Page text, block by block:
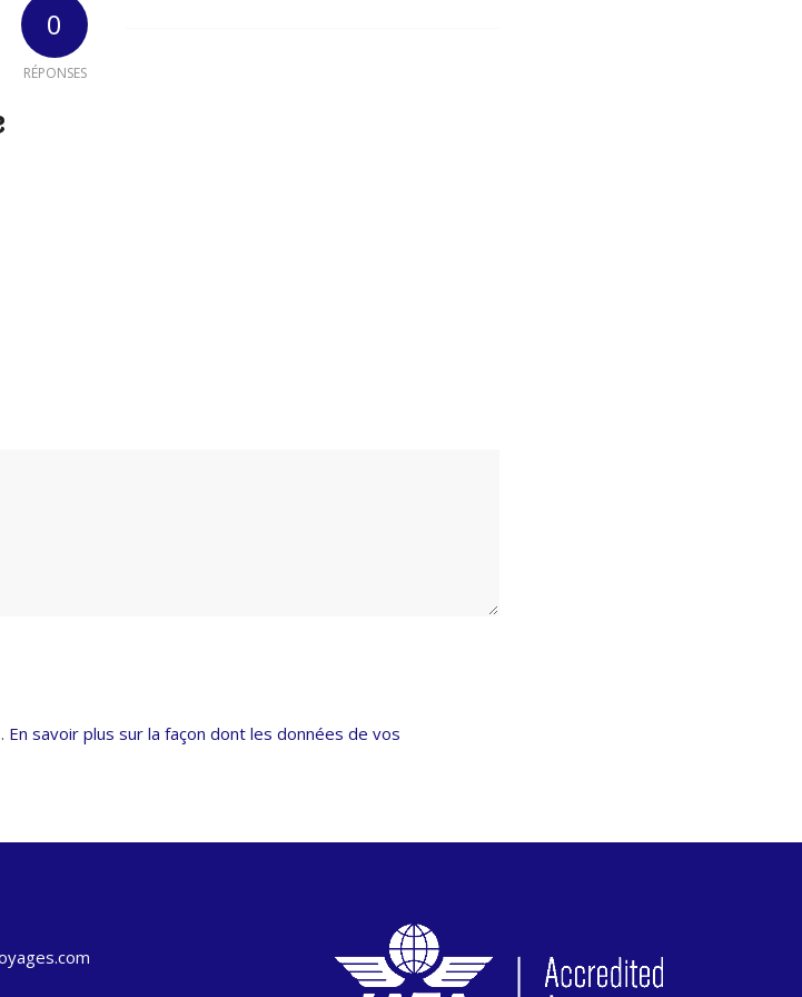
0
RÉPONSES
En savoir plus sur la façon dont les données de vos